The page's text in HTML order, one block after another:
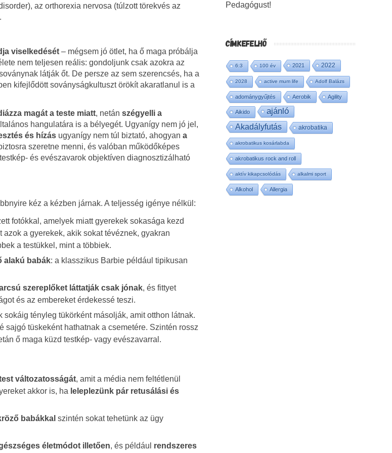
az orthorexia nervosa (túlzott törekvés az
viselkedését – mégsem jó ötlet, ha ő maga próbálja
nem teljesen reális: gondoljunk csak azokra az
látják őt. De persze az sem szerencsés, ha a
kifejlődött soványságkultuszt örökít akaratlanul is a
magát a teste miatt, netán szégyelli a
hangulatára is a bélyegét. Ugyanígy nem jó jel,
és hízás ugyanígy nem túl biztató, ahogyan a
szeretne menni, és valóban működőképes
és evészavarok objektíven diagnosztizálható
kéz a kézben járnak. A teljesség igénye nélkül:
fotókkal, amelyek miatt gyerekek sokasága kezd
a gyerekek, akik sokat tévéznek, gyakran
a testükkel, mint a többiek.
alakú babák: a klasszikus Barbie például tipikusan
szereplőket láttatják csak jónak, és fittyet
és az embereket érdekessé teszi.
sokáig tényleg tükörként másolják, amit otthon látnak.
sajgó tüskeként hathatnak a csemetére. Szintén rossz
ő maga küzd testkép- vagy evészavarral.
változatosságát, amit a média nem feltétlenül
akkor is, ha leleplezünk pár retusálási és
babákkal szintén sokat tehetünk az ügy
életmódot illetően, és például rendszeres
Pedagógust!
CÍMKEFELHŐ
6:3 100 év 2021 2022
2028 active mum life Adolf Balázs
adománygyűjtés Aerobik Agility
Aikido ajánló
Akadályfutás akrobatika
akrobatikus kosárlabda
akrobatikus rock and roll
aktív kikapcsolódás alkalmi sport
Alkohol Allergia